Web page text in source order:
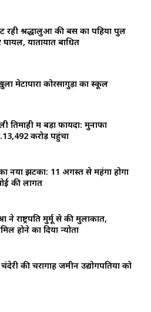
रही श्रद्धालुओं की बस का पहिया पुल
यातायात बाधित
मेटापारा कोरसागुड़ा का स्कूल
में बड़ा फायदा: मुनाफा
करोड़ पहुंचा
का नया झटका: 11 अगस्त से महंगा होगा
की लागत
ने राष्ट्रपति मुर्मू से की मुलाकात,
होने का दिया न्योता
की चरागाह जमीन उद्योगपतियों को
h